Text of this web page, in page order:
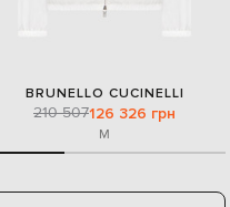
BRUNELLO CUCINELLI
210 507126 326 грн
M